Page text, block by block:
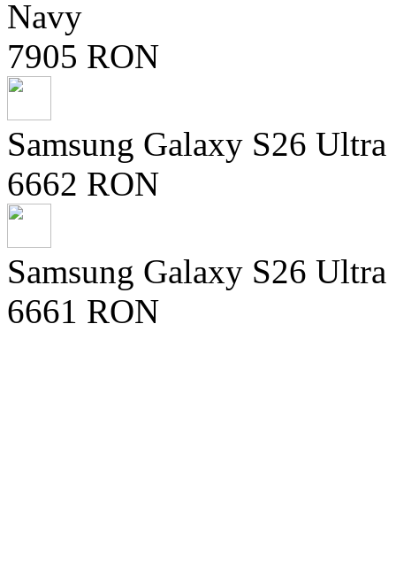
Navy
7905 RON
Samsung Galaxy S26
6662 RON
Samsung Galaxy S26
6661 RON